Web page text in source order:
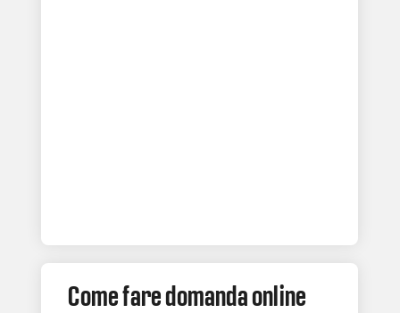
Come fare domanda online